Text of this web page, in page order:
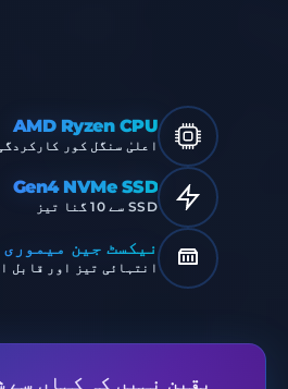
AMD Ryzen CPU
اعلیٰ سنگل کور
Gen4 NVMe SSD
SSD سے 10 گنا تیز
نیکسٹ جین میموری
انتہائی تیز اور قابل
یقین نہیں کہ کہاں سے